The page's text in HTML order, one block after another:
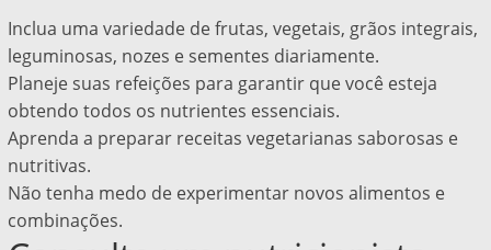
Inclua uma variedade de frutas, vegetais, grãos integrais,
leguminosas, nozes e sementes diariamente.
Planeje suas refeições para garantir que você esteja
obtendo todos os nutrientes essenciais.
Aprenda a preparar receitas vegetarianas saborosas e
nutritivas.
Não tenha medo de experimentar novos alimentos e
combinações.